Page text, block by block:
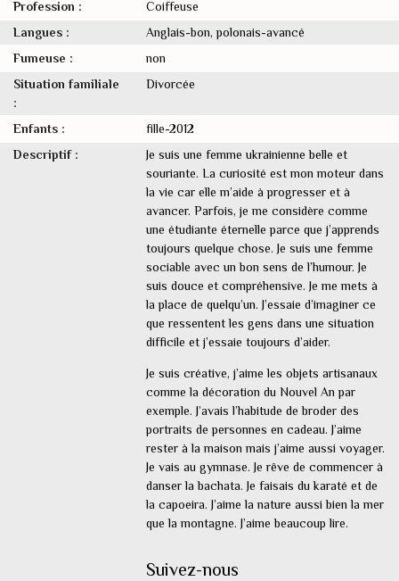
Profession :
Сoiffeuse
Langues :
Anglais-bon, polonais-avancé
Fumeuse :
non
Situation familiale
:
Divorcée
Enfants :
fille-2012
Descriptif :
Je suis une femme ukrainienne belle et
souriante. La curiosité est mon moteur dans
la vie car elle m’aide à progresser et à
avancer. Parfois, je me considère comme
une étudiante éternelle parce que j’apprends
toujours quelque chose. Je suis une femme
sociable avec un bon sens de l’humour. Je
suis douce et compréhensive. Je me mets à
la place de quelqu’un. J’essaie d’imaginer ce
que ressentent les gens dans une situation
difficile et j’essaie toujours d’aider.
Je suis créative, j’aime les objets artisanaux
comme la décoration du Nouvel An par
exemple. J’avais l’habitude de broder des
portraits de personnes en cadeau. J’aime
rester à la maison mais j’aime aussi voyager.
Je vais au gymnase. Je rêve de commencer à
danser la bachata. Je faisais du karaté et de
la capoeira. J’aime la nature aussi bien la mer
que la montagne. J’aime beaucoup lire.
Suivez-nous